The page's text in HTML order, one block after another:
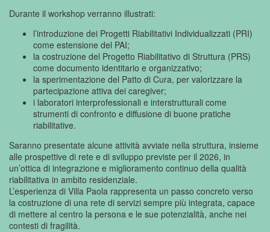
Durante il workshop verranno illustrati:
l’introduzione dei Progetti Riabilitativi Individualizzati (PRI)
come estensione del PAI;
la costruzione del Progetto Riabilitativo di Struttura (PRS)
come documento identitario e organizzativo;
la sperimentazione del Patto di Cura, per valorizzare la
partecipazione attiva dei caregiver;
i laboratori interprofessionali e interstrutturali come
strumenti di confronto e diffusione di buone pratiche
riabilitative.
Saranno presentate alcune attività avviate nella struttura, insieme
alle prospettive di rete e di sviluppo previste per il 2026, in
un’ottica di integrazione e miglioramento continuo della qualità
riabilitativa in ambito residenziale.
L’esperienza di Villa Paola rappresenta un passo concreto verso
la costruzione di una rete di servizi sempre più integrata, capace
di mettere al centro la persona e le sue potenzialità, anche nei
contesti di fragilità.